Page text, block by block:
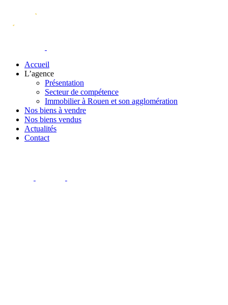
Accueil
L’agence
Présentation
Secteur de compétence
Immobilier à Rouen et son agglomération
Nos biens à vendre
Nos biens vendus
Actualités
Contact